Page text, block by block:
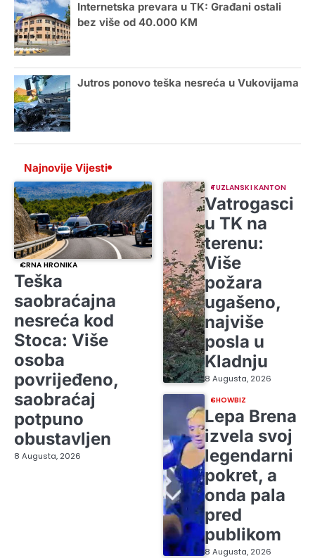
Internetska prevara u TK: Građani ostali
bez više od 40.000 KM
Jutros ponovo teška nesreća u Vukovijama
Najnovije Vijesti
CRNA HRONIKA
Teška
saobraćajna
nesreća kod
Stoca: Više
osoba
povrijeđeno,
saobraćaj
potpuno
obustavljen
8 Augusta, 2026
TUZLANSKI KANTON
Vatrogasci
u TK na
terenu:
Više
požara
ugašeno,
najviše
posla u
Kladnju
8 Augusta, 2026
SHOWBIZ
Lepa Brena
izvela svoj
legendarni
pokret, a
onda pala
pred
publikom
8 Augusta, 2026